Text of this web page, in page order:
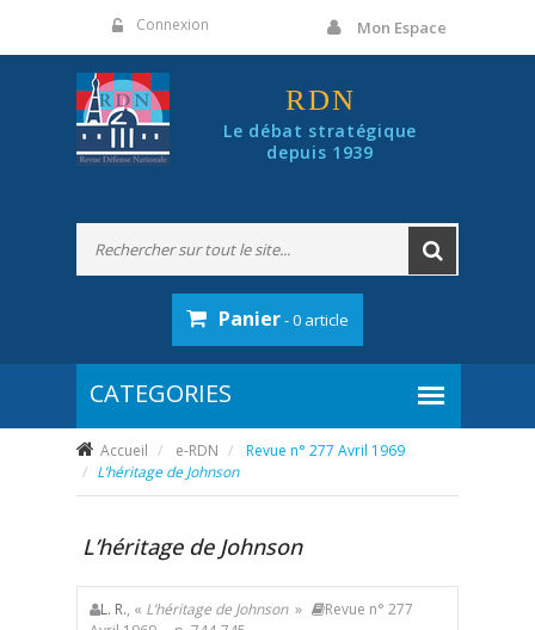
Connexion Mon Espace
RDN
Le débat stratégique
depuis 1939
Panier- 0 article
Accueil e-RDN
Revue n° 277 Avril 1969
L’héritage de Johnson
L’héritage de Johnson
L. R., « L’héritage de Johnson»
Revue n° 277